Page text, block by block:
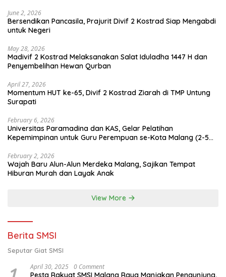
June 2, 2026
Bersendikan Pancasila, Prajurit Divif 2 Kostrad Siap Mengabdi
untuk Negeri
May 28, 2026
Madivif 2 Kostrad Melaksanakan Salat Iduladha 1447 H dan
Penyembelihan Hewan Qurban
April 27, 2026
Momentum HUT ke-65, Divif 2 Kostrad Ziarah di TMP Untung
Surapati
February 6, 2026
Universitas Paramadina dan KAS, Gelar Pelatihan
Kepemimpinan untuk Guru Perempuan se-Kota Malang (2-5
February 2, 2026
Wajah Baru Alun-Alun Merdeka Malang, Sajikan Tempat
Hiburan Murah dan Layak Anak
View More
Berita SMSI
Seputar Giat SMSI
April 30, 2025 0 Comment
Pesta Rakyat SMSI Malang Raya Manjakan Pengunjung,